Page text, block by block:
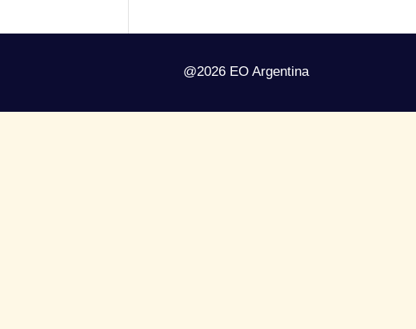
@2026 EO Argentina